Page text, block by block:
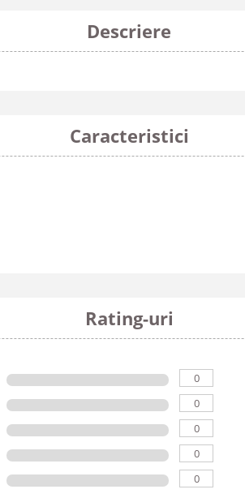
Descriere
Caracteristici
Rating-uri
0
0
0
0
0